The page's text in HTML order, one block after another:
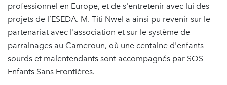
professionnel en Europe, et de s'entretenir avec lui des
projets de l’ESEDA. M. Titi Nwel a ainsi pu revenir sur le
partenariat avec l'association et sur le système de
parrainages au Cameroun, où une centaine d'enfants
sourds et malentendants sont accompagnés par SOS
Enfants Sans Frontières.